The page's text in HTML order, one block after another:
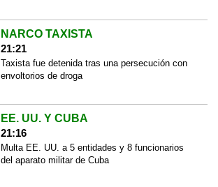
NARCO TAXISTA
21:21
Taxista fue detenida tras una persecución con
envoltorios de droga
EE. UU. Y CUBA
21:16
Multa EE. UU. a 5 entidades y 8 funcionarios
del aparato militar de Cuba